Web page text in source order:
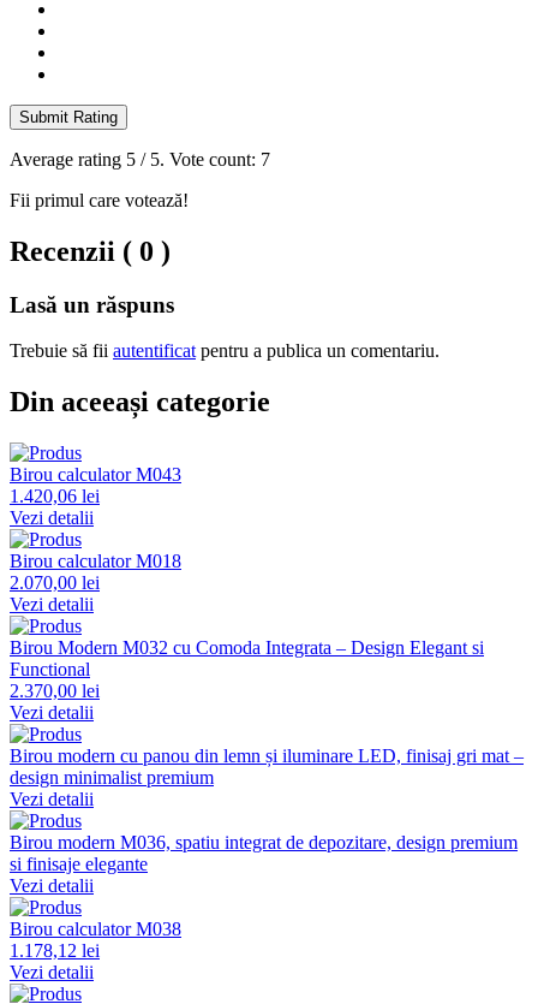
Submit Rating
Average rating 5 / 5. Vote count: 7
Fii primul care votează!
Recenzii ( 0 )
Lasă un răspuns
Trebuie să fii autentificatpentru a publica un comentariu.
Din aceeași categorie
Birou calculator M043
1.420,06 lei
Vezi detalii
Birou calculator M018
2.070,00 lei
Vezi detalii
Birou Modern M032 cu Comoda Integrata – Design Elegant si
Functional
2.370,00 lei
Vezi detalii
Birou modern cu panou din lemn și iluminare LED, finisaj gri mat –
design minimalist premium
Vezi detalii
Birou modern M036, spatiu integrat de depozitare, design premium
si finisaje elegante
Vezi detalii
Birou calculator M038
1.178,12 lei
Vezi detalii